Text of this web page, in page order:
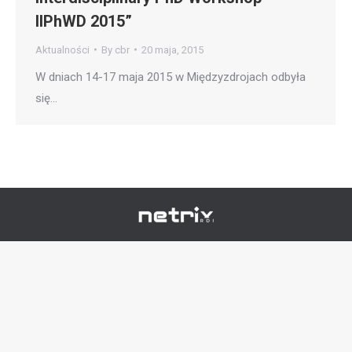
IIPhWD 2015”
Aktualności By cbr 20 maja, 2015
W dniach 14-17 maja 2015 w Międzyzdrojach odbyła
się…